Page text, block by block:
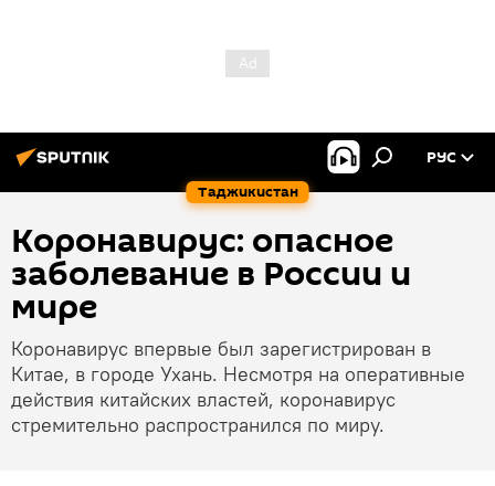
Таджикистан
РУС
Коронавирус: опасное
заболевание в России и
мире
Коронавирус впервые был зарегистрирован в
Китае, в городе Ухань. Несмотря на оперативные
действия китайских властей, коронавирус
стремительно распространился по миру.